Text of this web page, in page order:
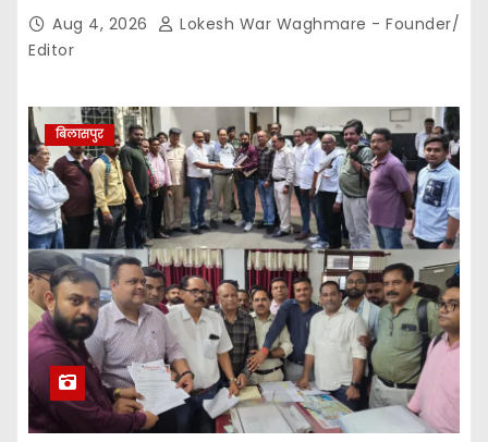
Aug 4, 2026
Lokesh War Waghmare - Founder/
Editor
बिलासपुर